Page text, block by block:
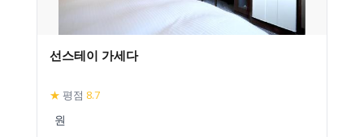
선스테이 가세다
★ 평점 8.7